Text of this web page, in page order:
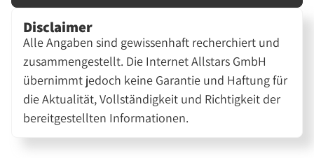
Disclaimer
Alle Angaben sind gewissenhaft recherchiert und
zusammengestellt. Die Internet Allstars GmbH
übernimmt jedoch keine Garantie und Haftung für
die Aktualität, Vollständigkeit und Richtigkeit der
bereitgestellten Informationen.